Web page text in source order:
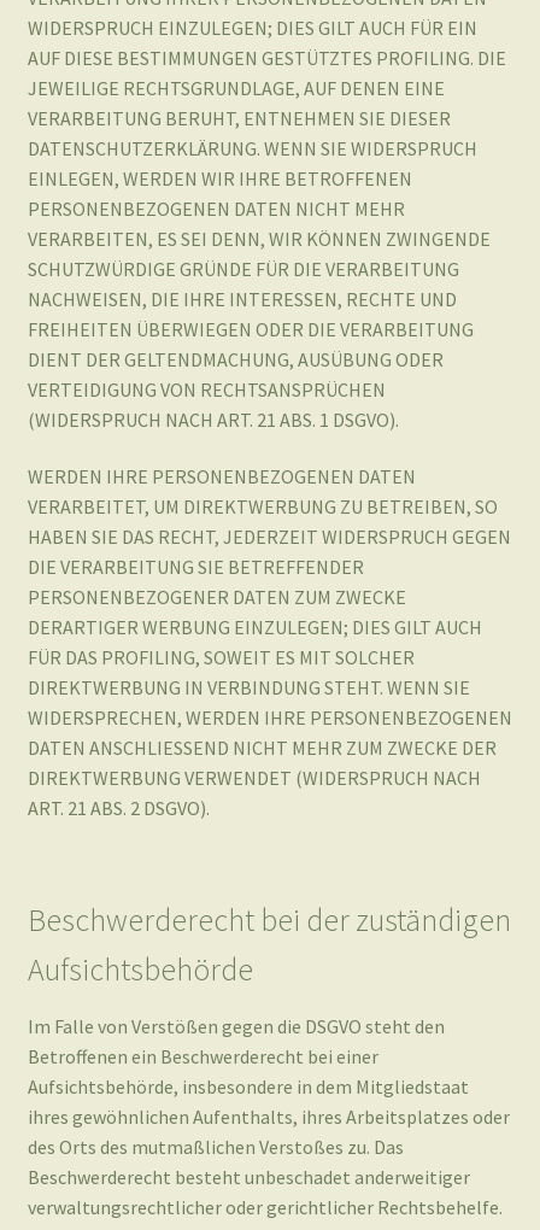
DATENSCHUTZERKLÄRUNG. WENN SIE WIDERSPRUCH
EINLEGEN, WERDEN WIR IHRE BETROFFENEN
PERSONENBEZOGENEN DATEN NICHT MEHR
VERARBEITEN, ES SEI DENN, WIR KÖNNEN ZWINGENDE
SCHUTZWÜRDIGE GRÜNDE FÜR DIE VERARBEITUNG
NACHWEISEN, DIE IHRE INTERESSEN, RECHTE UND
FREIHEITEN ÜBERWIEGEN ODER DIE VERARBEITUNG
DIENT DER GELTENDMACHUNG, AUSÜBUNG ODER
VERTEIDIGUNG VON RECHTSANSPRÜCHEN
(WIDERSPRUCH NACH ART. 21 ABS. 1 DSGVO).
WERDEN IHRE PERSONENBEZOGENEN DATEN
VERARBEITET, UM DIREKTWERBUNG ZU BETREIBEN, SO
HABEN SIE DAS RECHT, JEDERZEIT WIDERSPRUCH GEGEN
DIE VERARBEITUNG SIE BETREFFENDER
PERSONENBEZOGENER DATEN ZUM ZWECKE
DERARTIGER WERBUNG EINZULEGEN; DIES GILT AUCH
FÜR DAS PROFILING, SOWEIT ES MIT SOLCHER
DIREKTWERBUNG IN VERBINDUNG STEHT. WENN SIE
WIDERSPRECHEN, WERDEN IHRE PERSONENBEZOGENEN
DATEN ANSCHLIESSEND NICHT MEHR ZUM ZWECKE DER
DIREKTWERBUNG VERWENDET (WIDERSPRUCH NACH
ART. 21 ABS. 2 DSGVO).
Beschwerderecht bei der zuständigen
Betroffenen ein Beschwerderecht bei einer
Aufsichtsbehörde, insbesondere in dem Mitgliedstaat
ihres gewöhnlichen Aufenthalts, ihres Arbeitsplatzes oder
des Orts des mutmaßlichen Verstoßes zu. Das
Beschwerderecht besteht unbeschadet anderweitiger
verwaltungsrechtlicher oder gerichtlicher Rechtsbehelfe.
Recht auf Datenübertragbarkeit